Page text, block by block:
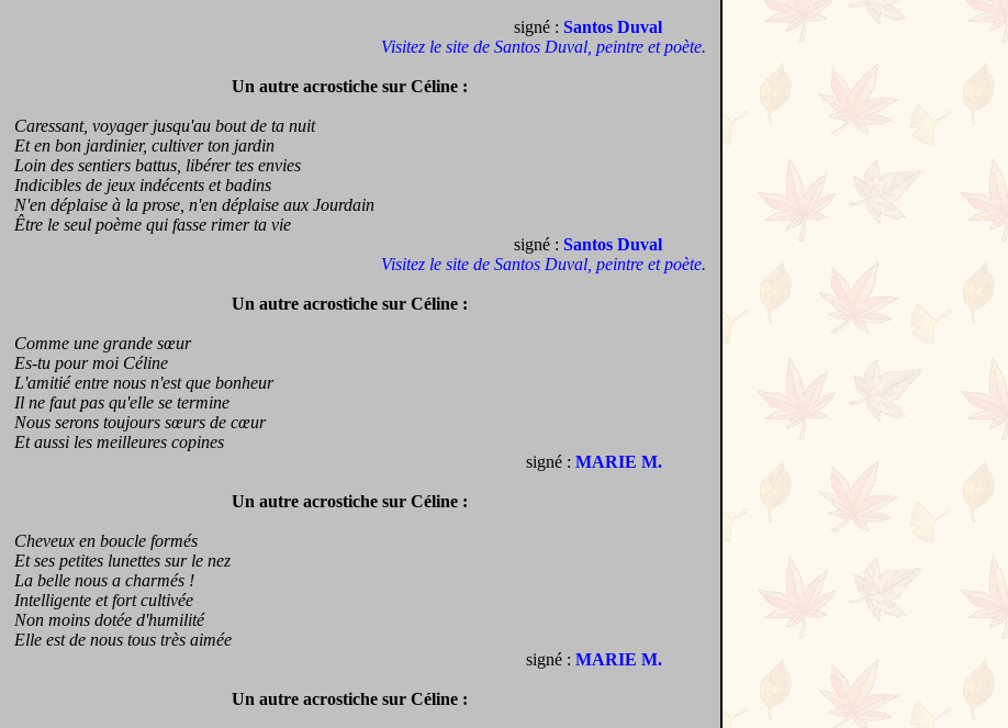
signé : Santos Duval
Visitez le site de Santos Duval, peintre et poète.
Un autre acrostiche sur Céline :
Caressant, voyager jusqu'au bout de ta nuit
Et en bon jardinier, cultiver ton jardin
Loin des sentiers battus, libérer tes envies
Indicibles de jeux indécents et badins
N'en déplaise à la prose, n'en déplaise aux Jourdain
Être le seul poème qui fasse rimer ta vie
signé : Santos Duval
Visitez le site de Santos Duval, peintre et poète.
Un autre acrostiche sur Céline :
Comme une grande sœur
Es-tu pour moi Céline
L'amitié entre nous n'est que bonheur
Il ne faut pas qu'elle se termine
Nous serons toujours sœurs de cœur
Et aussi les meilleures copines
signé : MARIE M.
Un autre acrostiche sur Céline :
Cheveux en boucle formés
Et ses petites lunettes sur le nez
La belle nous a charmés !
Intelligente et fort cultivée
Non moins dotée d'humilité
Elle est de nous tous très aimée
signé : MARIE M.
Un autre acrostiche sur Céline :